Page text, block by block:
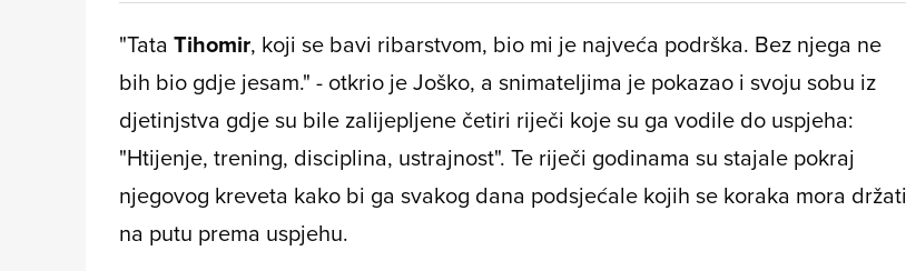
"Tata Tihomir, koji se bavi ribarstvom, bio mi je najveća podrška. Bez njega ne
bih bio gdje jesam." - otkrio je Joško, a snimateljima je pokazao i svoju sobu iz
djetinjstva gdje su bile zalijepljene četiri riječi koje su ga vodile do uspjeha:
"Htijenje, trening, disciplina, ustrajnost". Te riječi godinama su stajale pokraj
njegovog kreveta kako bi ga svakog dana podsjećale kojih se koraka mora držati
na putu prema uspjehu.